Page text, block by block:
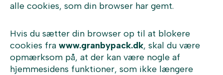
alle cookies, som din browser har gemt.
Hvis du sætter din browser op til at blokere
cookies fra www.granbypack.dk, skal du være
opmærksom på, at der kan være nogle af
hjemmesidens funktioner, som ikke længere